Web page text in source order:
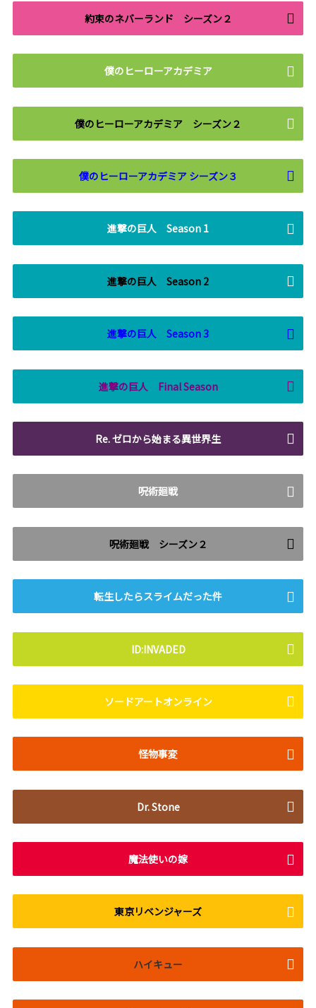
約束のネバーランド シーズン２
僕のヒーローアカデミア
僕のヒーローアカデミア シーズン２
僕のヒーローアカデミア シーズン３
進撃の巨人 Season 1
進撃の巨人 Season 2
進撃の巨人 Season 3
進撃の巨人 Final Season
Re. ゼロから始まる異世界生
呪術廻戦
呪術廻戦 シーズン２
転生したらスライムだった件
ID:INVADED
ソードアートオンライン
怪物事変
Dr. Stone
魔法使いの嫁
東京リベンジャーズ
ハイキュー